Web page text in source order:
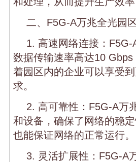
二、F5G-A万兆全光园
1. 高速网络连接：
数据传输速率高达10
着园区内的企业可以享受
求。
2. 高可靠性：F5G-A万
和设备，确保了网络的稳
也能保证网络的正常运行。
3. 灵活扩展性：F5G-A